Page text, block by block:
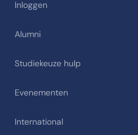
Inloggen
Alumni
Studiekeuze hulp
Evenementen
International